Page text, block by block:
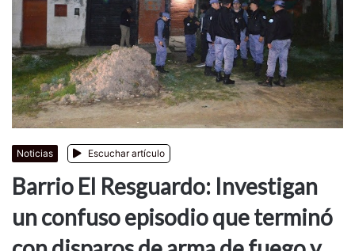
Noticias Escuchar artículo
Barrio El Resguardo: Investigan
un confuso episodio que terminó